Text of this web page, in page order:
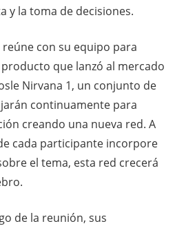
y la toma de decisiones.
con su equipo para
que lanzó al mercado
Nirvana 1, un conjunto de
continuamente para
creando una nueva red. A
cada participante incorpore
el tema, esta red crecerá
de la reunión, sus